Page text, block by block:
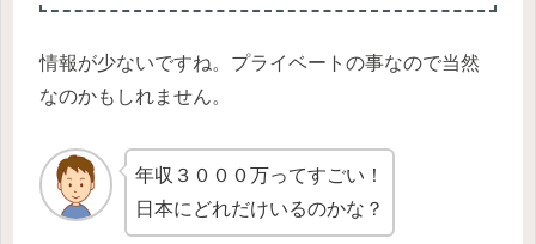
情報が少ないですね。プライベートの事なので当然
なのかもしれません。
年収３０００万ってすごい！
日本にどれだけいるのかな？